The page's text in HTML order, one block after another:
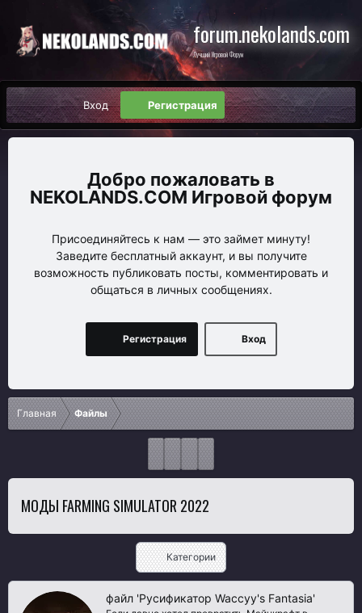
forum.nekolands.com
Лучший Игровой Форум
Вход Регистрация
NEKOLANDS.COM Игровой форум
Присоединяйтесь к нам — это займет минуту!
Заведите бесплатный аккаунт, и вы получите
возможность публиковать посты, комментировать и
общаться в личных сообщениях.
Вход
Регистрация
Главная Файлы
МОДЫ FARMING SIMULATOR 2022
Категории
файл 'Русификатор Waccyy's Fantasia'